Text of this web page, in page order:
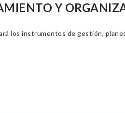
Y
los instrumentos de gestión,